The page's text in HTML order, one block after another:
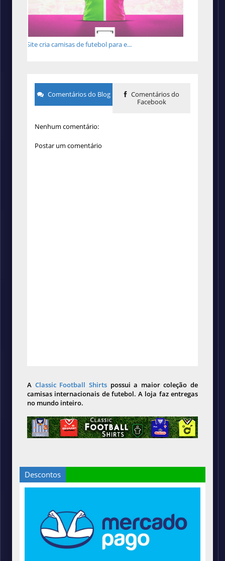
Site cria camisas de futebol para e...
Comentários do Blog
Comentários do
Facebook
Nenhum comentário:
Postar um comentário
A Classic Football Shirts possui a maior coleção de
camisas internacionais de futebol. A loja faz entregas
no mundo inteiro.
Descontos